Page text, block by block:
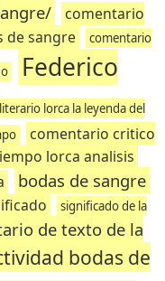
comentario
de sangre
comentario
Federico
lorca la leyenda del
comentario critico
lorca analisis
bodas de sangre
significado de la
de texto de la
bodas de